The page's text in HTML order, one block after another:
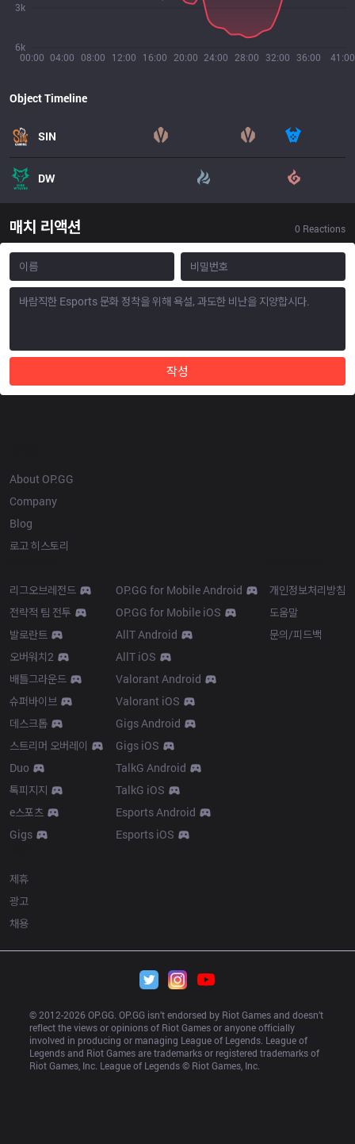
00:00 04:00 08:00 12:00 16:00 20:00 24:00 28:00 32:00 36:00 41:00
6k
3k
Object Timeline
SIN
DW
매치 리액션 0 Reactions
작성
About OP.GG
Company
Blog
로고 히스토리
리그오브레전드
전략적 팀 전투
발로란트
오버워치2
배틀그라운드
슈퍼바이브
데스크톱
스트리머 오버레이
Duo
톡피지지
e스포츠
Gigs
OP.GG for Mobile Android
OP.GG for Mobile iOS
AllT Android
AllT iOS
Valorant Android
Valorant iOS
Gigs Android
Gigs iOS
TalkG Android
TalkG iOS
Esports Android
Esports iOS
개인정보처리방침
도움말
문의/피드백
제휴
광고
채용
© 2012-2026 OP.GG. OP.GG isn’t endorsed by Riot Games and doesn’t
reflect the views or opinions of Riot Games or anyone officially
involved in producing or managing League of Legends. League of
Legends and Riot Games are trademarks or registered trademarks of
Riot Games, Inc. League of Legends © Riot Games, Inc.